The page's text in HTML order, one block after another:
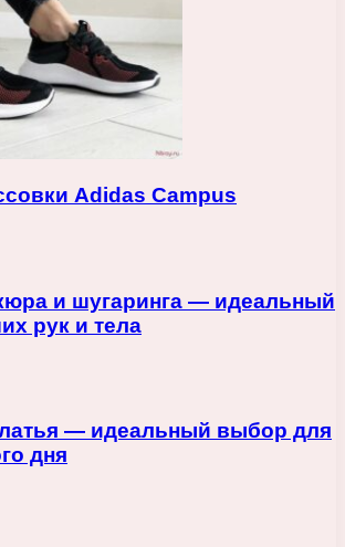
Adidas Campus
и шугаринга — идеальный
рук и тела
— идеальный выбор для
дня